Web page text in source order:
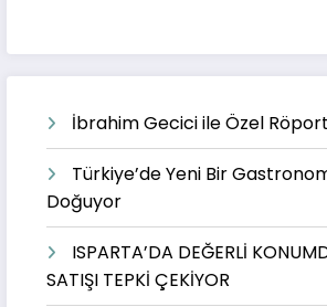
İbrahim Gecici ile Özel
Türkiye’de Yeni Bir
Doğuyor
ISPARTA’DA DEĞERLİ
SATIŞI TEPKİ ÇEKİYOR